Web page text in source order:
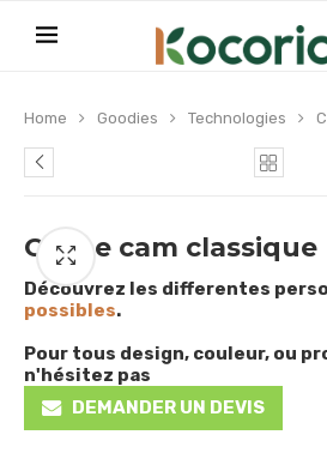
Home Goodies Technologies
Cache cam classique
Découvrez les differentes
possibles.
Pour tous design, couleur, ou
n'hésitez pas
DEMANDER UN DEVIS